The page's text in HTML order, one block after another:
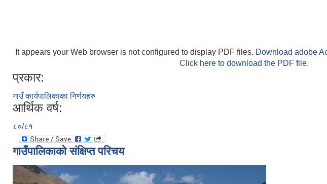
It appears your Web browser is not configured to display PDF files. Download adobe
Click here to download the PDF file.
प्रकार:
गाउँ कार्यपालिकाका निर्णयहरु
आर्थिक वर्ष:
८०/८१
गाउँपालिकाको संक्षिप्त परिचय